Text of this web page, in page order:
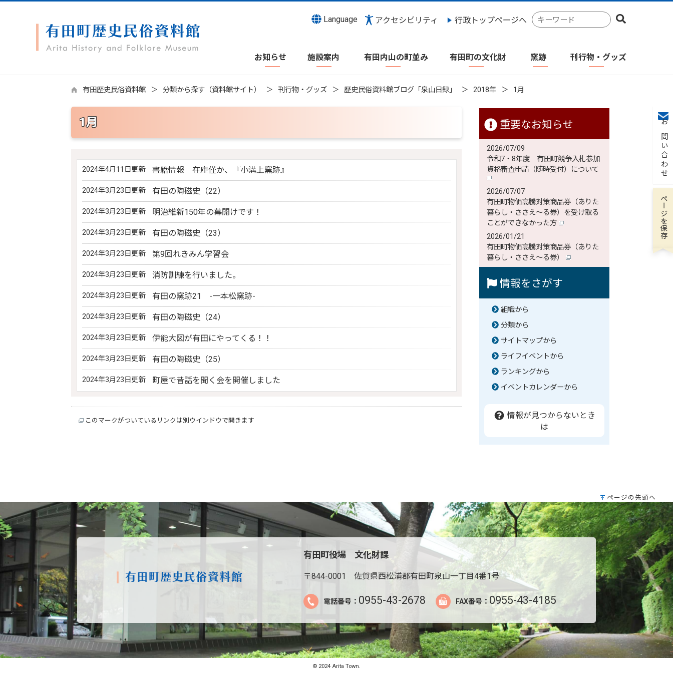
Language アクセシビリティ 行政トップページへ
検
索
ワ
お知らせ 施設案内 有田内山の町並み 有田町の文化財 窯跡 刊行物・グッズ
お問い合わせ
有田歴史民俗資料館 分類から探す（資料館サイト） 刊行物・グッズ 歴史民俗資料館ブログ「泉山日録」 2018年 1月
1月
2024年4月11日更新 書籍情報 在庫僅か、『小溝上窯跡』
2024年3月23日更新 有田の陶磁史（22）
2024年3月23日更新 明治維新150年の幕開けです！
2024年3月23日更新 有田の陶磁史（23）
2024年3月23日更新 第9回れきみん学習会
2024年3月23日更新 消防訓練を行いました。
2024年3月23日更新 有田の窯跡21 -一本松窯跡-
2024年3月23日更新 有田の陶磁史（24）
2024年3月23日更新 伊能大図が有田にやってくる！！
2024年3月23日更新 有田の陶磁史（25）
2024年3月23日更新 町屋で昔話を聞く会を開催しました
このマークがついているリンクは別ウインドウで開きます
重要なお知らせ
2026/07/09
令和7・8年度 有田町競争入札参加
資格審査申請（随時受付）について
2026/07/07
有田町物価高騰対策商品券（ありた
暮らし・ささえ～る券）を受け取る
ことができなかった方
2026/01/21
有田町物価高騰対策商品券（ありた
暮らし・ささえ～る券）
情報をさがす
組織から
分類から
サイトマップから
ライフイベントから
ランキングから
イベントカレンダーから
情報が見つからないとき
は
ページの先頭へ
有田町役場 文化財課
〒844-0001 佐賀県西松浦郡有田町泉山一丁目4番1号
電話番号： 0955-43-2678 FAX番号： 0955-43-4185
© 2024 Arita Town.
ページを保存